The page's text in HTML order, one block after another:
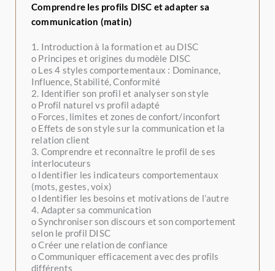
Comprendre les profils DISC et adapter sa
communication (matin)
1. Introduction à la formation et au DISC
o Principes et origines du modèle DISC
o Les 4 styles comportementaux : Dominance,
Influence, Stabilité, Conformité
2. Identifier son profil et analyser son style
o Profil naturel vs profil adapté
o Forces, limites et zones de confort/inconfort
o Effets de son style sur la communication et la
relation client
3. Comprendre et reconnaître le profil de ses
interlocuteurs
o Identifier les indicateurs comportementaux
(mots, gestes, voix)
o Identifier les besoins et motivations de l’autre
4. Adapter sa communication
o Synchroniser son discours et son comportement
selon le profil DISC
o Créer une relation de confiance
o Communiquer efficacement avec des profils
différents